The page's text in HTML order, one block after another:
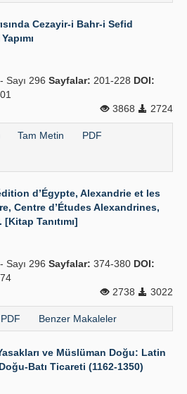
Cezayir-i Bahr-i Sefid
Sayı 296 Sayfalar: 201-228 DOI:
3868
2724
Tam Metin PDF
d’Égypte, Alexandrie et les
Centre d’Études Alexandrines,
Tanıtımı]
Sayı 296 Sayfalar: 374-380 DOI:
2738
3022
PDF Benzer Makaleler
ve Müslüman Doğu: Latin
Batı Ticareti (1162-1350)